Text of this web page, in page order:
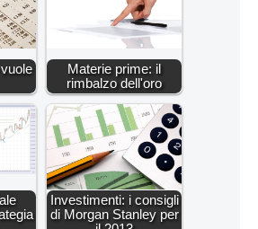
Materie prime: il
rimbalzo dell'oro
Investimenti: i consigli
di Morgan Stanley per